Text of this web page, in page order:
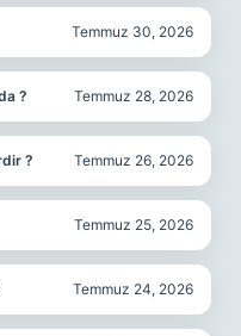
Temmuz 30, 2026
? Temmuz 28, 2026
? Temmuz 26, 2026
Temmuz 25, 2026
Temmuz 24, 2026